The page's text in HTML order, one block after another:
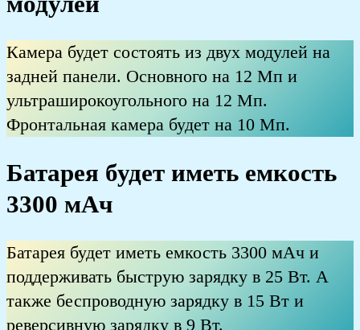
Камера будет состоять из двух модулей на
задней панели. Основного на 12 Мп и
ультраширокоугольного на 12 Мп.
Фронтальная камера будет на 10 Мп.
Батарея будет иметь емкость
3300 мАч
Батарея будет иметь емкость 3300 мАч и
поддерживать быструю зарядку в 25 Вт. А
также беспроводную зарядку в 15 Вт и
реверсивную зарядку в 9 Вт.